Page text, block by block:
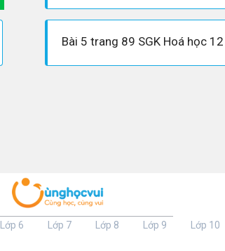
Bài 5 trang 89 SGK Hoá học 12
Lớp 6 Lớp 7 Lớp 8 Lớp 9 Lớp 10